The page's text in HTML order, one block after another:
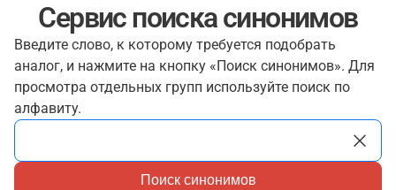
Сервис поиска синонимов
Введите слово, к которому требуется подобрать
аналог, и нажмите на кнопку «Поиск синонимов». Для
просмотра отдельных групп используйте поиск по
алфавиту.
Поиск синонимов